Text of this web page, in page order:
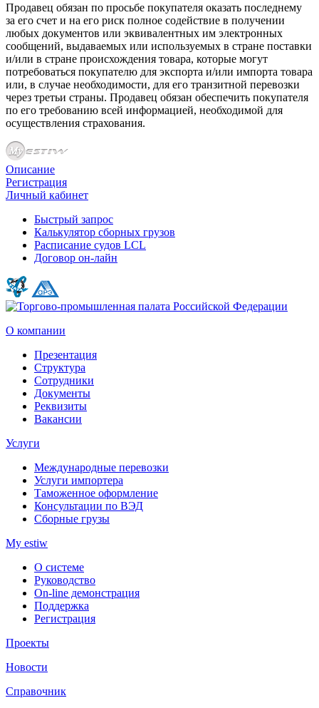
Продавец обязан по просьбе покупателя оказать последнему
за его счет и на его риск полное содействие в получении
любых документов или эквивалентных им электронных
сообщений, выдаваемых или используемых в стране поставки
и/или в стране происхождения товара, которые могут
потребоваться покупателю для экспорта и/или импорта товара
или, в случае необходимости, для его транзитной перевозки
через третьи страны. Продавец обязан обеспечить покупателя
по его требованию всей информацией, необходимой для
осуществления страхования.
Описание
Регистрация
Личный кабинет
Быстрый запрос
Калькулятор сборных грузов
Расписание судов LCL
Договор он-лайн
О компании
Презентация
Структура
Сотрудники
Документы
Реквизиты
Вакансии
Услуги
Международные перевозки
Услуги импортера
Таможенное оформление
Консультации по ВЭД
Сборные грузы
My estiw
О системе
Руководство
On-line демонстрация
Поддержка
Регистрация
Проекты
Новости
Справочник